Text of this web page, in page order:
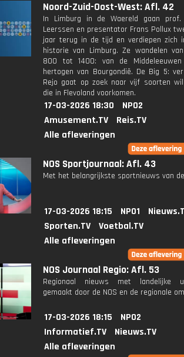
Noord-Zuid-Oost-West: Afl. 42
In Limburg in de Waereld gaan
Leerssen en presentator Frans Pollux
jaar terug in de tijd en verdiepen zich
historie van Limburg. Ze wandelen
800 tot 1400: van de
hertogen van Bourgondië. De Big 5:
Rejo gaat op zoek naar vijf soorten
die in Flevoland voorkomen.
17-03-2026 18:30
NPO2
Amusement.TV
Reis.TV
Alle afleveringen
NOS Sportjournaal: Afl. 43
Met het belangrijkste sportnieuws van
17-03-2026 18:15 NPO1
Sporten.TV
Voetbal.TV
Alle afleveringen
NOS Journaal Regio: Afl. 53
Regionaal nieuws met landelijke
gemaakt door de NOS en de regionale
17-03-2026 18:15
NPO2
Informatief.TV
Nieuws.TV
Alle afleveringen